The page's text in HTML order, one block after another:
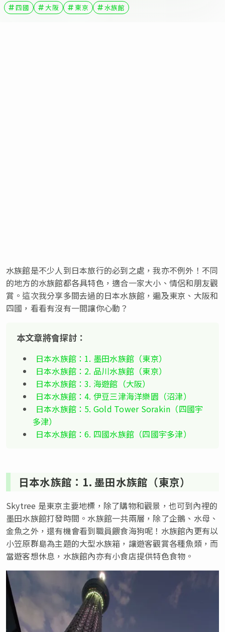
四國 大阪 東京 水族館
水族館是不少人到日本旅行的必到之處，我亦不例外！不同
的地方的水族館都各具特色，適合一家大小、情侶和朋友觀
賞。這次我分享多間去過的日本水族館，遍及東京、大阪和
四國，看看有沒有一間讓你心動？
本文章將會探討：
日本水族館：1. 墨田水族館（東京）
日本水族館：2. 品川水族館（東京）
日本水族館：3. 海遊館（大阪）
日本水族館：4. 伊豆三津海洋樂園（沼津）
日本水族館：5. Gold Tower Sorakin（四國宇
多津）
日本水族館：6. 四國水族館（四國宇多津）
日本水族館：1. 墨田水族館（東京）
Skytree 是東京主要地標，除了購物和觀景，也可到內裡的
墨田水族館打發時間。水族館一共兩層，除了企鵝、水母、
金魚之外，還有機會看到職員餵食海狗呢！水族館內更有以
小笠原群島為主題的大型水族箱，讓遊客觀賞各種魚類，而
當遊客想休息，水族館內亦有小食店提供特色食物。